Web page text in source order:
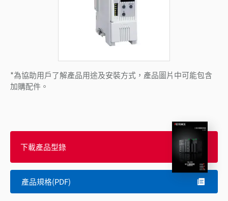
*為協助用戶了解產品用途及安裝方式，產品圖片中可能包含
加購配件。
下載產品型錄
產品規格(PDF)